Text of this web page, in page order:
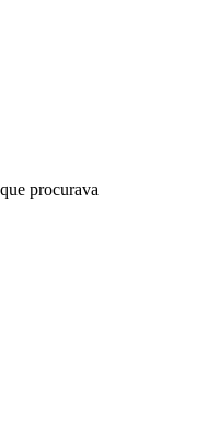
procurava